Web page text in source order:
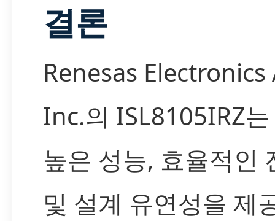
결론
Renesas
Inc.의 ISL8105IRZ
높은 성능, 효율적인
및 설계 유연성을 제